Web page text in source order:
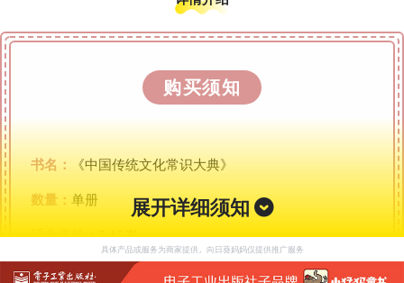
购买须知
书名：《中国传统文化常识大典》
数量：单册
适合年龄：7-15岁
出版社：电子工业出版社
展开详细须知
具体产品或服务为商家提供，向日葵妈妈仅提供推广服务